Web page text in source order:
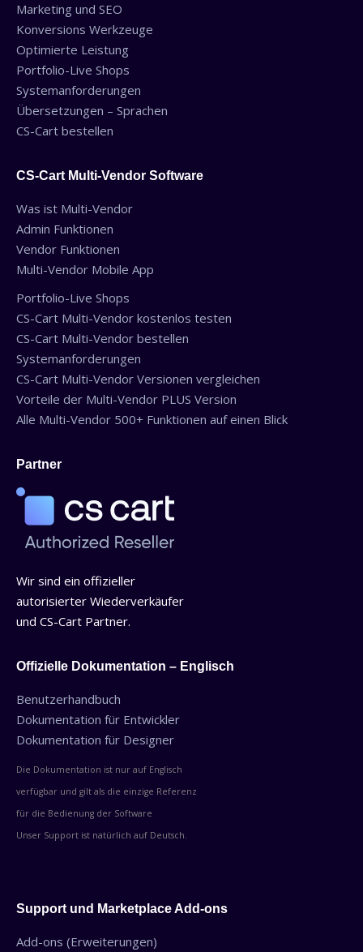
Marketing und SEO
Konversions Werkzeuge
Optimierte Leistung
Portfolio-Live Shops
Systemanforderungen
Übersetzungen – Sprachen
CS-Cart bestellen
CS-Cart Multi-Vendor Software
Was ist Multi-Vendor
Admin Funktionen
Vendor Funktionen
Multi-Vendor Mobile App
Portfolio-Live Shops
CS-Cart Multi-Vendor kostenlos testen
CS-Cart Multi-Vendor bestellen
Systemanforderungen
CS-Cart Multi-Vendor Versionen vergleichen
Vorteile der Multi-Vendor PLUS Version
Alle Multi-Vendor 500+ Funktionen auf einen Blick
Partner
Wir sind ein offizieller
autorisierter Wiederverkäufer
und CS-Cart Partner.
Offizielle Dokumentation – Englisch
Benutzerhandbuch
Dokumentation für Entwickler
Dokumentation für Designer
Die Dokumentation ist nur auf Englisch
verfügbar und gilt als die einzige Referenz
für die Bedienung der Software
Unser Support ist natürlich auf Deutsch.
Support und Marketplace Add-ons
Add-ons (Erweiterungen)